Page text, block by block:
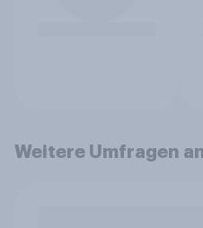
Weitere Umfragen